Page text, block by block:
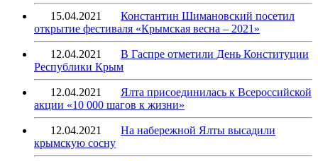
15.04.2021
Константин Шимановский посетил
открытие фестиваля «Крымская весна – 2021»
12.04.2021
В Гаспре отметили День Конституции
Республики Крым
12.04.2021
Ялта присоединилась к Всероссийской
акции «10 000 шагов к жизни»
12.04.2021
На набережной Ялты высадили
крымскую сосну